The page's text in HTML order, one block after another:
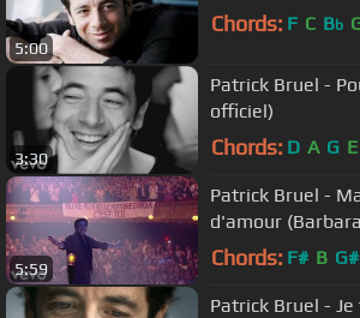
5:00
Chords: F C Bb
3:30
Patrick Bruel -
officiel)
Chords: D A G E
5:59
Patrick Bruel -
d'amour
Châtelet 2016)
Chords: F# B G#
Patrick Bruel -